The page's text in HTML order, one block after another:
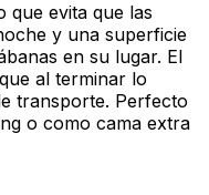
evita que las
y una superficie
en su lugar. El
al terminar lo
transporte. Perfecto
o como cama extra